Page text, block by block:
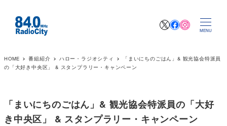
XFacebook
MENU
HOME 番組紹介 ハロー・ラジオシティ
「まいにちのごはん」& 観光協会特派員
の「大好き中央区」 & スタンプラリー・キャンペーン
「まいにちのごはん」& 観光協会特派員の「大好
き中央区」 & スタンプラリー・キャンペーン